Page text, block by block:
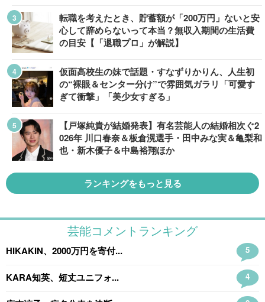
転職を考えたとき、貯蓄額が「200万円」ないと安
心して辞めらないって本当？無収入期間の生活費
の目安【「退職プロ」が解説】
仮面高校生の妹で話題・すなずりかりん、人生初
の“裸眼＆センター分け”で雰囲気ガラリ「可愛す
ぎて衝撃」「美少女すぎる」
【戸塚純貴が結婚発表】有名芸能人の結婚相次ぐ2
026年 川口春奈＆板倉滉選手・田中みな実＆亀梨和
也・新木優子＆中島裕翔ほか
ランキングをもっと見る